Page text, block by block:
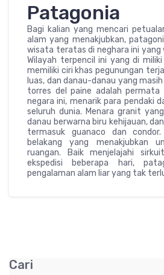
Patagonia
Bagi kalian yang mencari
alam yang menakjubkan,
wisata teratas di neghara ini yang
Wilayah terpencil ini yang di
memiliki ciri khas pegunungan
luas, dan danau-danau yang
torres del paine adalah permata
negara ini, menarik para pendaki
seluruh dunia. Menara granit
danau berwarna biru kehijauan,
termasuk guanaco dan
belakang yang menakjubkan
ruangan. Baik menjelajahi
ekspedisi beberapa hari,
pengalaman alam liar yang tak
Cari